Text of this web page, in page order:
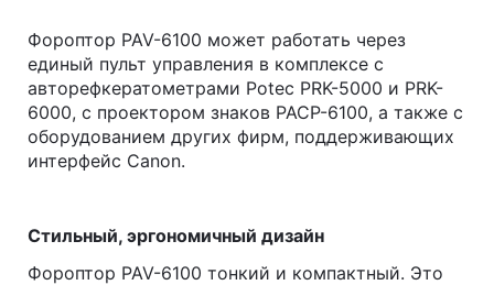
Фороптор PAV-6100 может работать через
единый пульт управления в комплексе с
авторефкератометрами Potec PRK-5000 и PRK-
6000, с проектором знаков РАСР-6100, а также с
оборудованием других фирм, поддерживающих
интерфейс Canon.
Стильный, эргономичный дизайн
Фороптор PAV-6100 тонкий и компактный. Это